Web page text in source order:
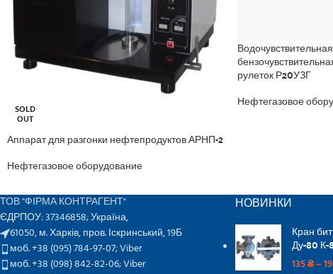
SOLD
OUT
Аппарат для разгонки нефтепродуктов АРНП-2
Нефтегазовое оборудование
рулеток Р20УЗГ
Нефтегазовое
ТОВ "ФІРМА КОНТРАГЕНТ"
ЄДРПОУ: 37346858; Україна,
61050, м. Харків, пров. Іскринський, 19Б
моб. +38 (095) 784-97-07;Viber
моб. +38 (098) 842-82-06;Viber
НОВИНКИ
Кран
Ду-80
135₴–